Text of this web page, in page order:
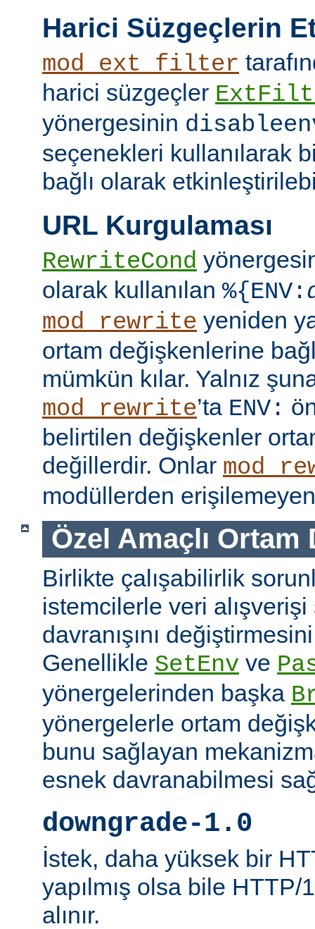
Harici Süzgeçlerin
mod_ext_filter
harici süzgeçler
yönergesinin
seçenekleri kullanılarak
bağlı olarak
URL Kurgulaması
RewriteCond
olarak kullanılan %{ENV:
mod_rewrite yeniden
ortam değişkenlerine
mümkün kılar. Yalnız
mod_rewrite’ta ENV:
belirtilen değişkenler
değillerdir. Onlar
modüllerden
Özel Amaçlı
Birlikte çalışabilirlik
istemcilerle veri alışverişi
davranışını
Genellikle SetEnv ve
yönergelerinden başka
yönergelerle ortam
bunu sağlayan
esnek davranabilmesi
downgrade-1.0
İstek, daha yüksek bir
yapılmış olsa bile
alınır.